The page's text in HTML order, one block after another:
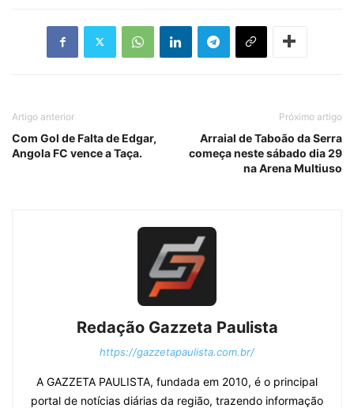
Artigo anterior
Com Gol de Falta de Edgar,
Angola FC vence a Taça.
Próximo artigo
Arraial de Taboão da Serra
começa neste sábado dia 29
na Arena Multiuso
Redação Gazzeta Paulista
https://gazzetapaulista.com.br/
A GAZZETA PAULISTA, fundada em 2010, é o principal
portal de notícias diárias da região, trazendo informação